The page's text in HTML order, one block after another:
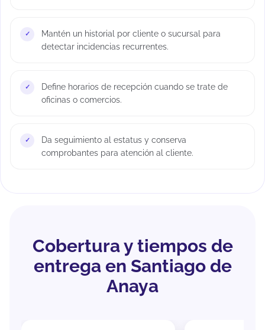
Mantén un historial por cliente o sucursal para
detectar incidencias recurrentes.
Define horarios de recepción cuando se trate de
oficinas o comercios.
Da seguimiento al estatus y conserva
comprobantes para atención al cliente.
Cobertura y tiempos de
entrega en Santiago de
Anaya